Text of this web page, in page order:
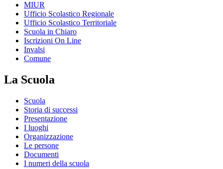
MIUR
Ufficio Scolastico Regionale
Ufficio Scolastico Territoriale
Scuola in Chiaro
Iscrizioni On Line
Invalsi
Comune
La Scuola
Scuola
Storia di successi
Presentazione
I luoghi
Organizzazione
Le persone
Documenti
I numeri della scuola